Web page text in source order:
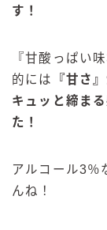
す！
『甘酸っぱい
的には
『甘さ
キュッと締ま
た！
アルコール3％
んね！